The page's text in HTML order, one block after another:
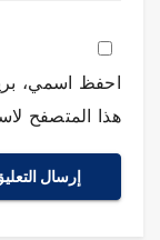
احفظ اسمي،
هذا المتصفح